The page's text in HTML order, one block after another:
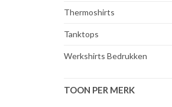
Thermoshirts
Tanktops
Werkshirts Bedrukken
TOON PER MERK